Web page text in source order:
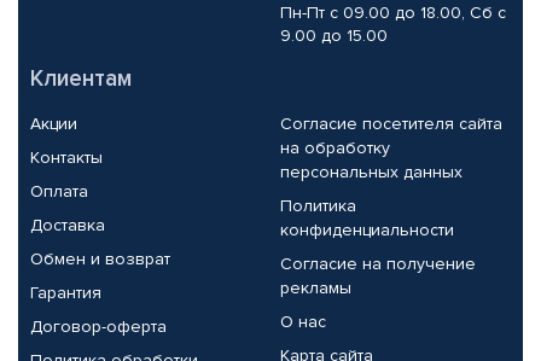
Пн-Пт с 09.00 до 18.00, Сб с
9.00 до 15.00
Клиентам
Акции
Контакты
Оплата
Доставка
Обмен и возврат
Гарантия
Договор-оферта
Согласие посетителя сайта
на обработку
персональных данных
Политика
конфиденциальности
Согласие на получение
рекламы
О нас
Карта сайта